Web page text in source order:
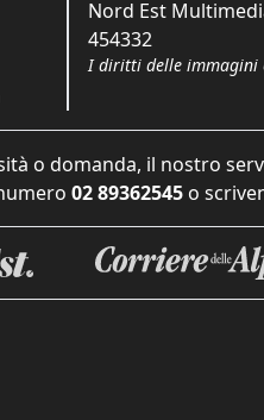
Nord Est
454332
I diritti delle immagini
o domanda, il nostro
02 89362545 o